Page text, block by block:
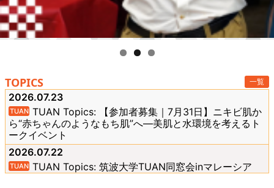
TOPICS 一覧
TUAN Topics: 【参加者募集｜7月31日】ニキビ肌か
ら“赤ちゃんのようなもち肌”へ―美肌と水環境を考えるト
ークイベント
2026.07.23
TUAN Topics: 筑波大学TUAN同窓会inマレーシア
2026.07.22